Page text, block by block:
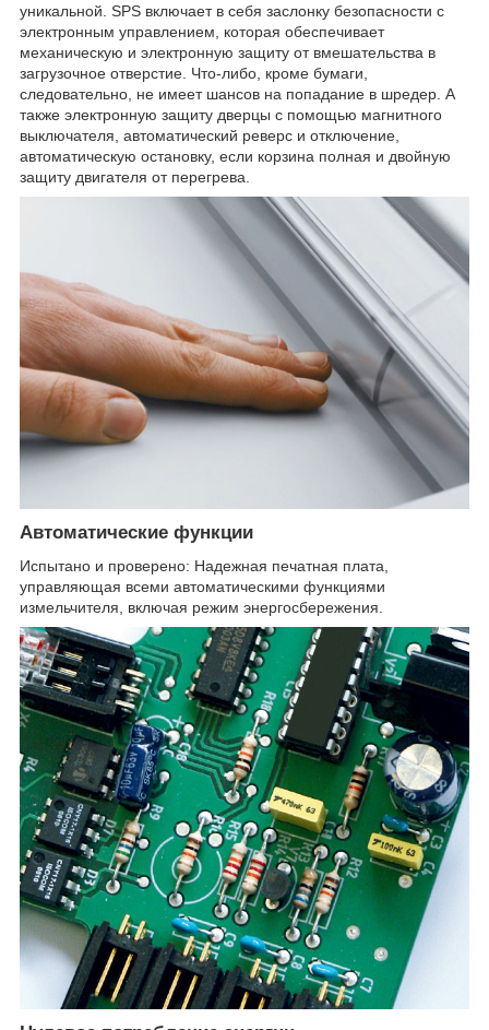
уникальной. SPS включает в себя заслонку безопасности с
электронным управлением, которая обеспечивает
механическую и электронную защиту от вмешательства в
загрузочное отверстие. Что-либо, кроме бумаги,
следовательно, не имеет шансов на попадание в шредер. А
также электронную защиту дверцы с помощью магнитного
выключателя, автоматический реверс и отключение,
автоматическую остановку, если корзина полная и двойную
защиту двигателя от перегрева.
Автоматические функции
Испытано и проверено: Надежная печатная плата,
управляющая всеми автоматическими функциями
измельчителя, включая режим энергосбережения.